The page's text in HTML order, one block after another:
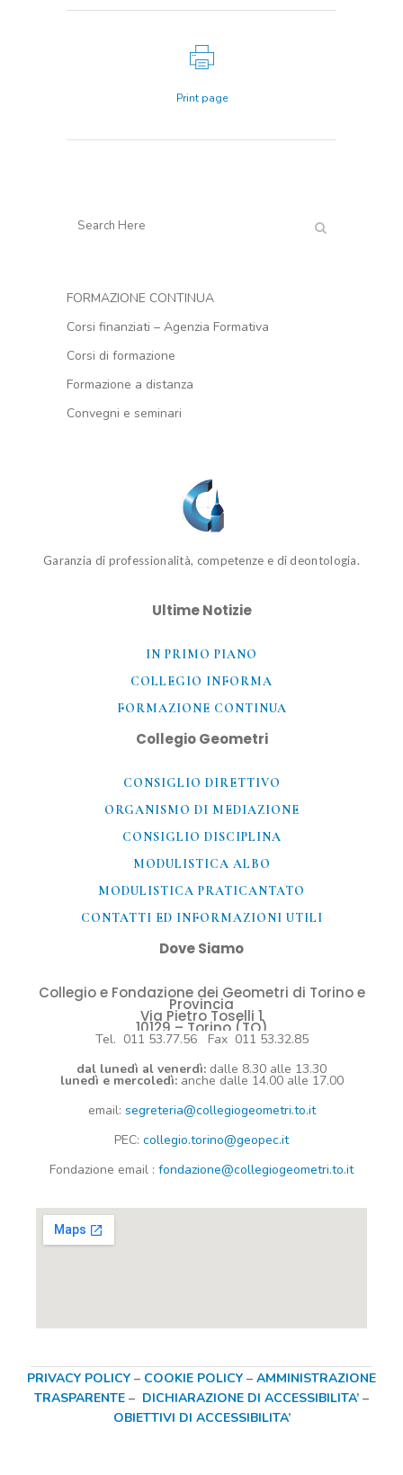
Print page
FORMAZIONE CONTINUA
Corsi finanziati – Agenzia Formativa
Corsi di formazione
Formazione a distanza
Convegni e seminari
Garanzia di professionalità, competenze e di deontologia.
Ultime Notizie
IN PRIMO PIANO
COLLEGIO INFORMA
FORMAZIONE CONTINUA
Collegio Geometri
CONSIGLIO DIRETTIVO
ORGANISMO DI MEDIAZIONE
CONSIGLIO DISCIPLINA
MODULISTICA ALBO
MODULISTICA PRATICANTATO
CONTATTI ED INFORMAZIONI UTILI​
Dove Siamo
Collegio e Fondazione dei Geometri di Torino e
Provincia
Via Pietro Toselli 1
10129 – Torino (TO)
Tel. 011 53.77.56 Fax 011 53.32.85
dal lunedì al venerdì: dalle 8.30 alle 13.30
lunedì e mercoledì: anche dalle 14.00 alle 17.00
email: segreteria@collegiogeometri.to.it
PEC: collegio.torino@geopec.it
Fondazione email : fondazione@collegiogeometri.to.it
PRIVACY POLICY – COOKIE POLICY – AMMINISTRAZIONE
TRASPARENTE – DICHIARAZIONE DI ACCESSIBILITA’ –
OBIETTIVI DI ACCESSIBILITA’